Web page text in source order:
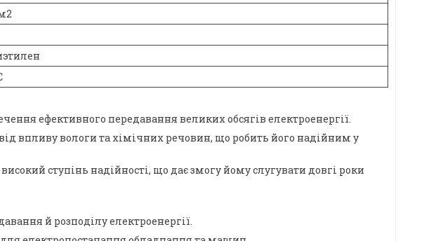
ефективного передавання великих обсягів електроенергії.
впливу вологи та хімічних речовин, що робить його надійним у
ступінь надійності, що дає змогу йому слугувати довгі роки
й розподілу електроенергії.